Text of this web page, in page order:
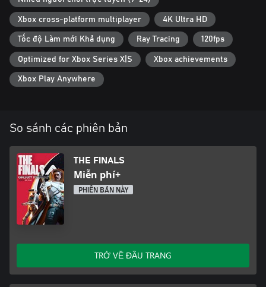
Xbox cross-platform multiplayer 4K Ultra HD
Tốc độ Làm mới Khả dụng Ray Tracing 120fps
Optimized for Xbox Series X|S Xbox achievements
Xbox Play Anywhere
So sánh các phiên bản
THE FINALS
Miễn phí+
PHIÊN BẢN NÀY
TRỞ VỀ ĐẦU TRANG